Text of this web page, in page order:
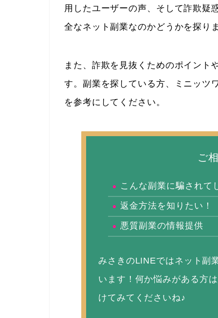
用したユーザーの声、そして詐欺疑
全なネット副業なのかどうかを探り
また、詐欺を見抜くためのポイント
す。副業を探している方、ミニッツ
を参考にしてください。
ご
こんな副業に騙されて
返金方法を知りたい！
悪質副業の情報提供
みさきのLINEではネット副
います！何か悩みがある方
けてみてくださいね♪